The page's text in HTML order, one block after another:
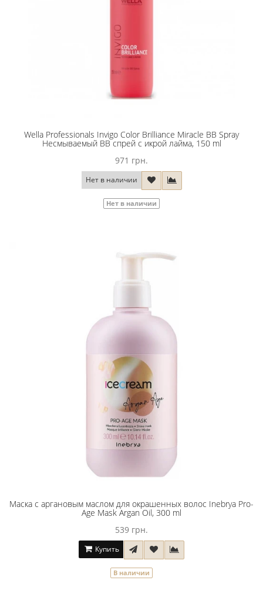
Wella Professionals Invigo Color Brilliance Miracle BB Spray
Несмываемый BB спрей с икрой лайма, 150 ml
971 грн.
Нет в наличии
Нет в наличии
Маска с аргановым маслом для окрашенных волос Inebrya Pro-
Age Mask Argan Oil, 300 ml
539 грн.
Купить
В наличии